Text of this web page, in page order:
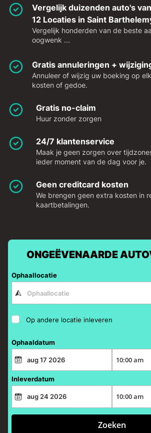
Vergelijk duizenden auto's
12 Locaties in Saint
Vergelijk honderden van de beste
oogwenk ...
Gratis annuleringen +
Annuleer of wijzig uw boeking op
kosten of gedoe.
Gratis no-claim
Huur zonder zorgen
24/7 klantenservice
Maak je geen zorgen over
ieder moment van de dag voor je.
Geen creditcard kosten
We brengen geen extra kosten in
kaartbetalingen.
ONGEËVENAARDE
Ophaallocatie
Op andere locatie inleveren
Ophaaldatum
Inleverdatum
Zoeken